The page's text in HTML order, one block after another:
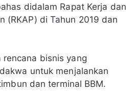
didalam Rapat Kerja dan
(RKAP) di Tahun 2019 dan
bisnis yang
untuk menjalankan
dan terminal BBM.